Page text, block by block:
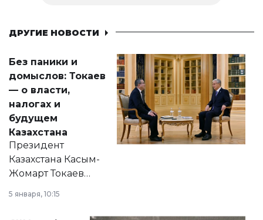
ДРУГИЕ НОВОСТИ
Без паники и
домыслов: Токаев
— о власти,
налогах и
будущем
Казахстана
Президент
Казахстана Касым-
Жомарт Токаев
сразу несколько
актуальных тем —
5 января, 10:15